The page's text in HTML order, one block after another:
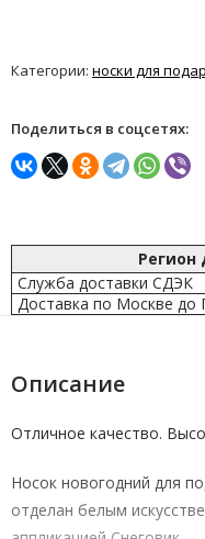
Категории: носки для
Поделиться в соцсетях:
Регион
Служба доставки СДЭК
Доставка по Москве до
Описание
Отличное качество.
Носок новогодний для
отделан белым